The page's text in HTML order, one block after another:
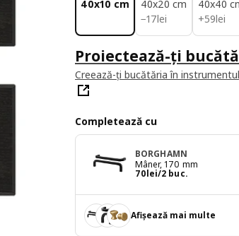
40x10 cm
40x20 cm
−17lei
17lei
40x40
+59lei
59lei
Proiectează-ți
Creează-ți bucătăria în
Completează cu
BORGHAMN
Mâner, 170 mm
70lei/2 buc.
Preț 70lei/2 buc.
Afișează mai multe